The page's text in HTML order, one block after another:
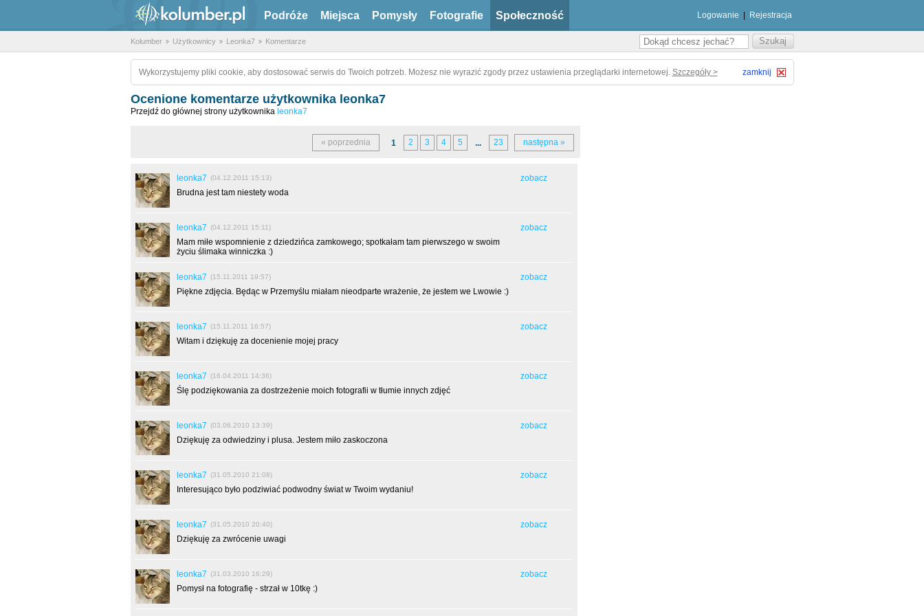
Podróże Miejsca Pomysły Fotografie Społeczność Logowanie Rejestracja
Kolumber Użytkownicy Leonka7 Komentarze
Wykorzystujemy pliki cookie, aby dostosować serwis do Twoich potrzeb. Możesz nie wyrazić zgody przez ustawienia przeglądarki internetowej. Szczegóły > zamknij
Ocenione komentarze użytkownika leonka7
Przejdź do głównej strony użytkownika leonka7
« poprzednia 1 2 3 4 5 ... 23 następna »
leonka7 (04.12.2011 15:13)
Brudna jest tam niestety woda
zobacz
leonka7 (04.12.2011 15:11)
Mam miłe wspomnienie z dziedzińca zamkowego; spotkałam tam pierwszego w swoim
życiu ślimaka winniczka :)
zobacz
leonka7 (15.11.2011 19:57)
Piękne zdjęcia. Będąc w Przemyślu miałam nieodparte wrażenie, że jestem we Lwowie :)
zobacz
leonka7 (15.11.2011 16:57)
Witam i dziękuję za docenienie mojej pracy
zobacz
leonka7 (16.04.2011 14:36)
Ślę podziękowania za dostrzeżenie moich fotografii w tłumie innych zdjęć
zobacz
leonka7 (03.06.2010 13:39)
Dziękuję za odwiedziny i plusa. Jestem miło zaskoczona
zobacz
leonka7 (31.05.2010 21:08)
Interesująco było podziwiać podwodny świat w Twoim wydaniu!
zobacz
leonka7 (31.05.2010 20:40)
Dziękuję za zwrócenie uwagi
zobacz
leonka7 (31.03.2010 16:29)
Pomysł na fotografię - strzał w 10tkę :)
zobacz